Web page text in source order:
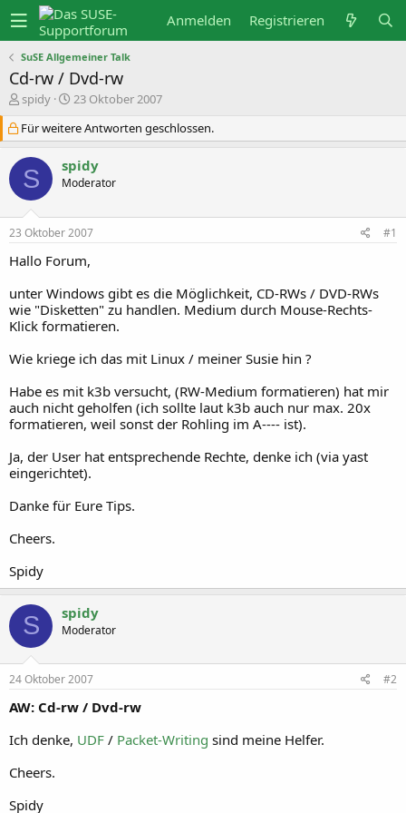
Anmelden Registrieren
SuSE Allgemeiner Talk
Cd-rw / Dvd-rw
E
s
t
spidy
E
s
t
l
l
m
23 Oktober 2007
Für weitere Antworten geschlossen.
S spidy
Moderator
23 Oktober 2007 #1
Hallo Forum,
unter Windows gibt es die Möglichkeit, CD-RWs / DVD-RWs
wie "Disketten" zu handlen. Medium durch Mouse-Rechts-
Klick formatieren.
Wie kriege ich das mit Linux / meiner Susie hin ?
Habe es mit k3b versucht, (RW-Medium formatieren) hat mir
auch nicht geholfen (ich sollte laut k3b auch nur max. 20x
formatieren, weil sonst der Rohling im A---- ist).
Ja, der User hat entsprechende Rechte, denke ich (via yast
eingerichtet).
Danke für Eure Tips.
Cheers.
Spidy
S spidy
Moderator
24 Oktober 2007 #2
AW: Cd-rw / Dvd-rw
Ich denke, UDF / Packet-Writing sind meine Helfer.
Cheers.
Spidy